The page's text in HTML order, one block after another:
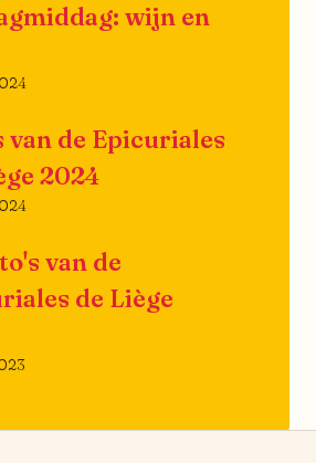
wijn en
van de Epicuriales
2024
van de
de Liège